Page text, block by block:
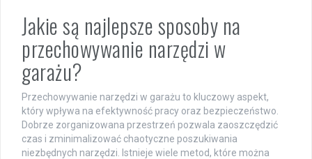
Jakie są najlepsze sposoby na
przechowywanie narzędzi w
garażu?
Przechowywanie narzędzi w garażu to kluczowy aspekt,
który wpływa na efektywność pracy oraz bezpieczeństwo.
Dobrze zorganizowana przestrzeń pozwala zaoszczędzić
czas i zminimalizować chaotyczne poszukiwania
niezbędnych narzędzi. Istnieje wiele metod, które można